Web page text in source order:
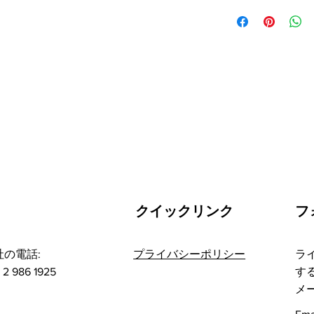
한 설명은 소비자들
の電話:
2 986 1925
クイックリンク
プライバシーポリシー
フ
ラ
す
メ